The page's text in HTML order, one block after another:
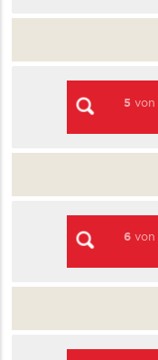
5 von
6 von